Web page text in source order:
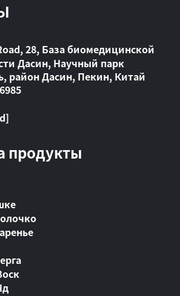
28, База биомедицинской
Дасин, Научный парк
район Дасин, Пекин, Китай
продукты